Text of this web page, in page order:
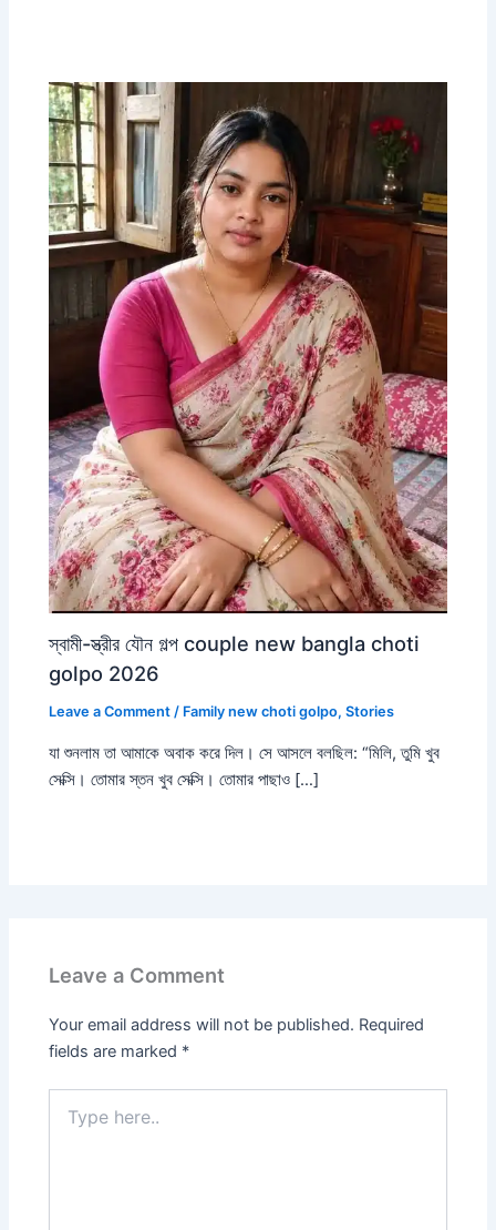
স্বামী-স্ত্রীর যৌন গল্প couple new bangla choti
golpo 2026
Leave a Comment / Family new choti golpo,Stories
যা শুনলাম তা আমাকে অবাক করে দিল। সে আসলে বলছিল: “মিলি, তুমি খুব
সেক্সি। তোমার স্তন খুব সেক্সি। তোমার পাছাও […]
Leave a Comment
Your email address will not be published. Required
fields are marked *
here..